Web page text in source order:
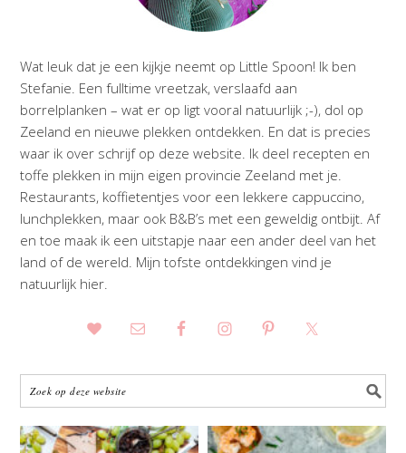
Wat leuk dat je een kijkje neemt op Little Spoon! Ik ben
Stefanie. Een fulltime vreetzak, verslaafd aan
borrelplanken – wat er op ligt vooral natuurlijk ;-), dol op
Zeeland en nieuwe plekken ontdekken. En dat is precies
waar ik over schrijf op deze website. Ik deel recepten en
toffe plekken in mijn eigen provincie Zeeland met je.
Restaurants, koffietentjes voor een lekkere cappuccino,
lunchplekken, maar ook B&B’s met een geweldig ontbijt. Af
en toe maak ik een uitstapje naar een ander deel van het
land of de wereld. Mijn tofste ontdekkingen vind je
natuurlijk hier.